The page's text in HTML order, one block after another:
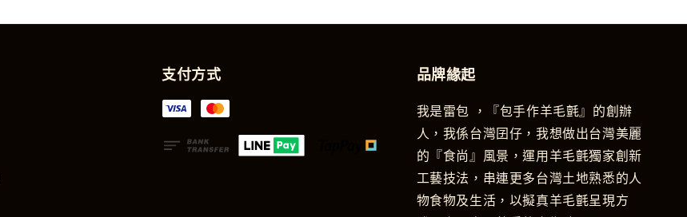
支付方式 品牌緣起
我是雷包 ，『包手作羊毛氈』的創辦
人，我係台灣囝仔，我想做出台灣美麗
的『食尚』風景，運用羊毛氈獨家創新
工藝技法，串連更多台灣土地熟悉的人
物食物及生活，以擬真羊毛氈呈現方